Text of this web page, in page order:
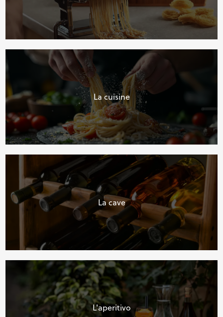
La cuisine
La cave
L'aperitivo